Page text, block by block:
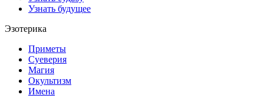
Узнать будущее
Эзотерика
Приметы
Суеверия
Магия
Окультизм
Имена